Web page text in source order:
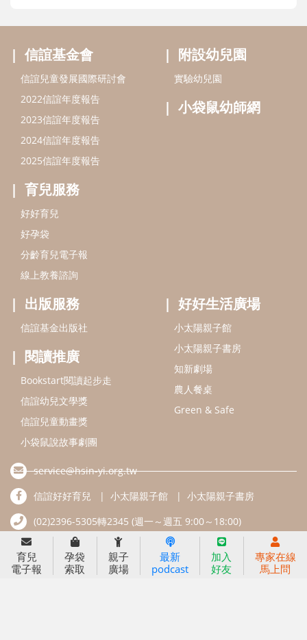
最新活動
信誼基金會
信誼兒童發展國際研討會
2022信誼年度報告
2023信誼年度報告
2024信誼年度報告
2025信誼年度報告
育兒服務
好好育兒
好孕袋
分齡育兒電子報
線上教養諮詢
出版服務
信誼基金出版社
閱讀推廣
Bookstart閱讀起步走
信誼幼兒文學獎
信誼兒童動畫獎
小袋鼠說故事劇團
知新劇場
農人餐桌
Green & Safe
育兒
電子報
孕袋
索取
親子
廣場
最新
podcast
加入
好友
專家在線
馬上問